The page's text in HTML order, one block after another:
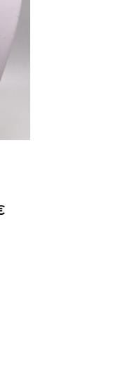
2.600,00€.